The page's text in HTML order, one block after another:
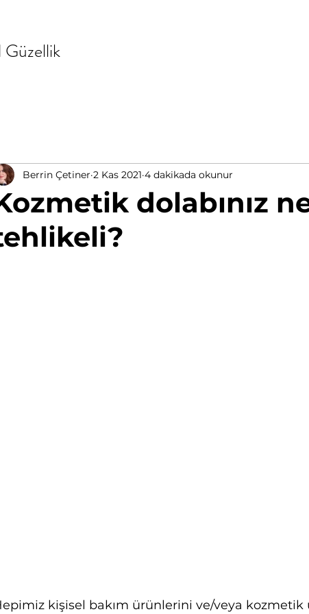
dolabınız
Berrin Çetiner 2 Kas 2021 4 dakikada okunur
kişisel bakım ürünlerini ve/veya